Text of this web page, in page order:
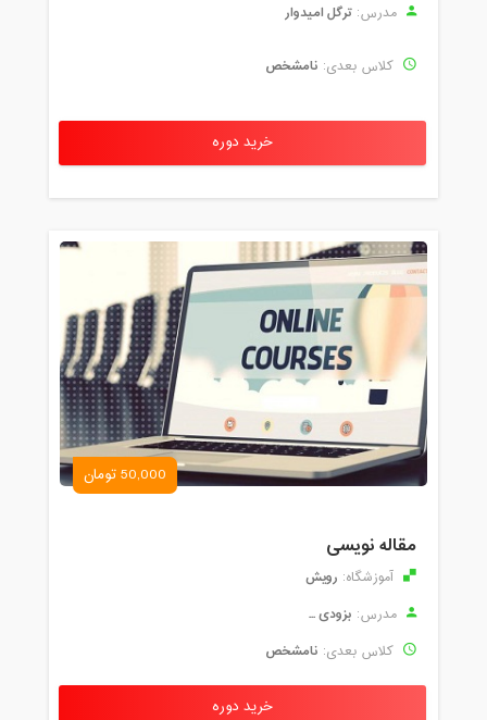
مدرس: ترگل امیدوار
کلاس بعدی: نامشخص
خرید دوره
50,000 تومان
مقاله نویسی
آموزشگاه: رویش
مدرس: بزودی ...
کلاس بعدی: نامشخص
خرید دوره